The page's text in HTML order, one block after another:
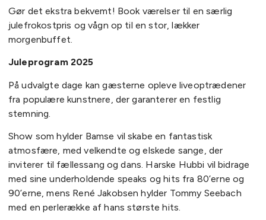
Gør det ekstra bekvemt! Book værelser til en særlig
julefrokostpris og vågn op til en stor, lækker
morgenbuffet.
Juleprogram 2025
På udvalgte dage kan gæsterne opleve liveoptrædener
fra populære kunstnere, der garanterer en festlig
stemning.
Show som hylder Bamse vil skabe en fantastisk
atmosfære, med velkendte og elskede sange, der
inviterer til fællessang og dans. Harske Hubbi vil bidrage
med sine underholdende speaks og hits fra 80’erne og
90’erne, mens René Jakobsen hylder Tommy Seebach
med en perlerække af hans største hits.